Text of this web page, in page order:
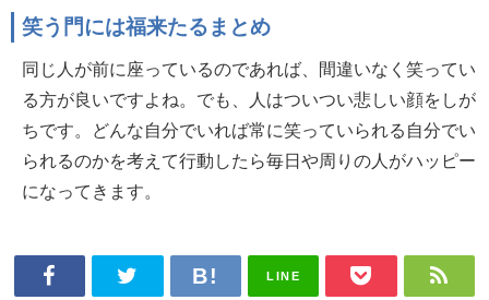
笑う門には福来たるまとめ
同じ人が前に座っているのであれば、間違いなく笑ってい
る方が良いですよね。でも、人はついつい悲しい顔をしが
ちです。どんな自分でいれば常に笑っていられる自分でい
られるのかを考えて行動したら毎日や周りの人がハッピー
になってきます。
LINE